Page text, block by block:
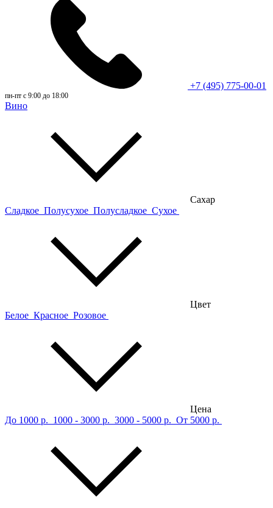
+7 (495) 775-00-01
пн-пт с 9:00 до 18:00
Вино
Сахар
Сладкое Полусухое Полусладкое Сухое
Цвет
Белое Красное Розовое
Цена
До 1000 р. 1000 - 3000 р. 3000 - 5000 р. От 5000 р.